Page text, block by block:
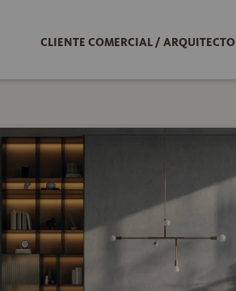
CLIENTE COMERCIAL / ARQUITECTO